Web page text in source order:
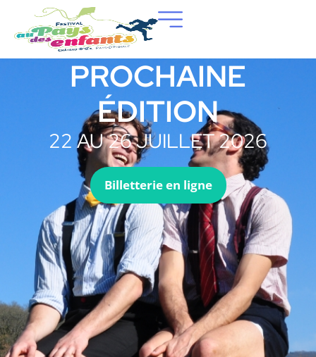
PROCHAINE
ÉDITION
22 AU 26 JUILLET 2026
Billetterie en ligne